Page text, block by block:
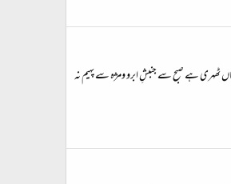
ٹھہری ہے صبح سے جنبشِ ابرو ومژہ سے پہیم نہ